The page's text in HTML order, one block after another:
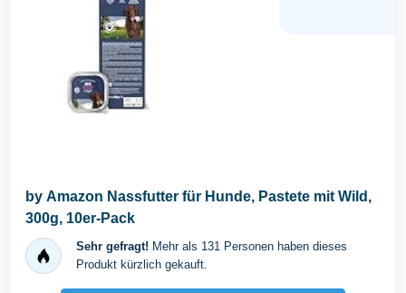
by Amazon Nassfutter für Hunde, Pastete mit Wild,
300g, 10er-Pack
Sehr gefragt! Mehr als 131 Personen haben dieses
Produkt kürzlich gekauft.